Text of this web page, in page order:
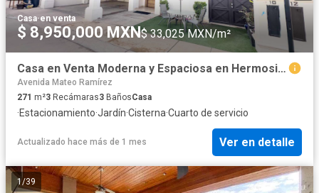
Casa·en venta
$ 8,950,000 MXN$ 33,025 MXN/m²
Casa en Venta Moderna y Espaciosa en Hermosillo, Sonora. Al norte de la cd
Avenida Mateo Ramírez
271 m²3 Recámaras3 BañosCasa
·Estacionamiento·Jardín·Cisterna·Cuarto de servicio
Actualizado hace más de 1 mes Ver en detalle
1/39